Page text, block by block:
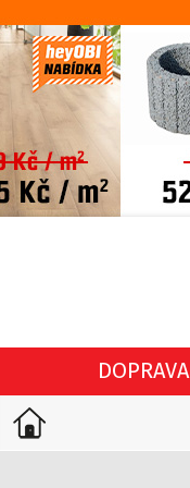
DOPRAVA